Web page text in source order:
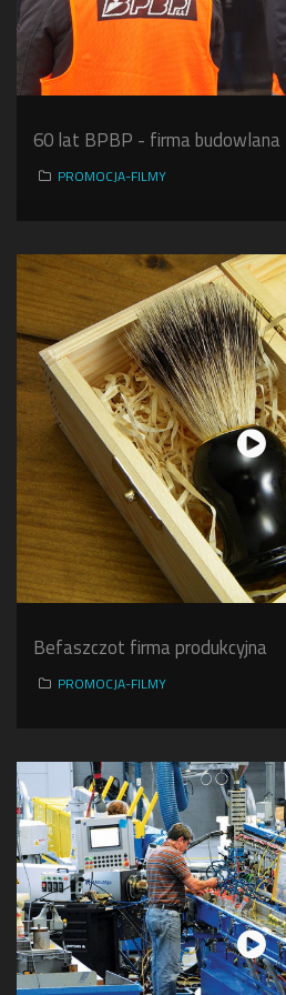
60 lat BPBP - firma budowlana
PROMOCJA-FILMY
Befaszczot firma produkcyjna
PROMOCJA-FILMY